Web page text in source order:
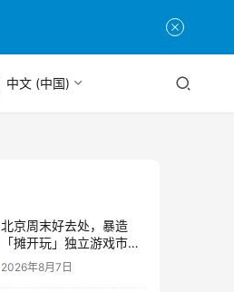
中文 (中国)
北京周末好去处，暴造
「摊开玩」独立游戏市集
正式开票！
2026年8月7日